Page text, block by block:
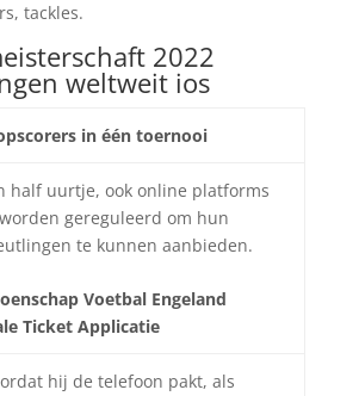
tackles.
2022
weltweit ios
in één toernooi
half uurtje, ook online platforms
gereguleerd om hun
te kunnen aanbieden.
Voetbal Engeland
Ticket Applicatie
hij de telefoon pakt, als